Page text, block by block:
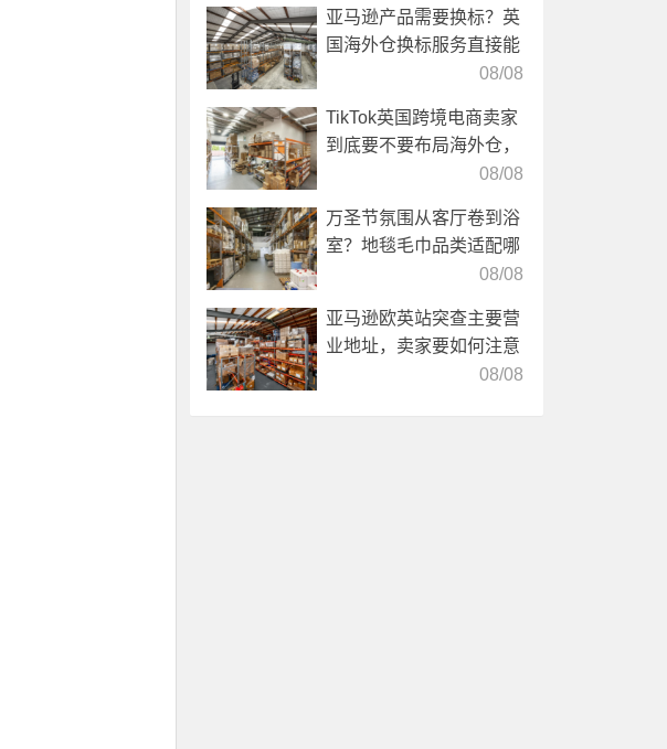
亚马逊产品需要换标？英
国海外仓换标服务直接能
08/08
TikTok英国跨境电商卖家
到底要不要布局海外仓，
08/08
万圣节氛围从客厅卷到浴
室？地毯毛巾品类适配哪
08/08
亚马逊欧英站突查主要营
业地址，卖家要如何注意
08/08